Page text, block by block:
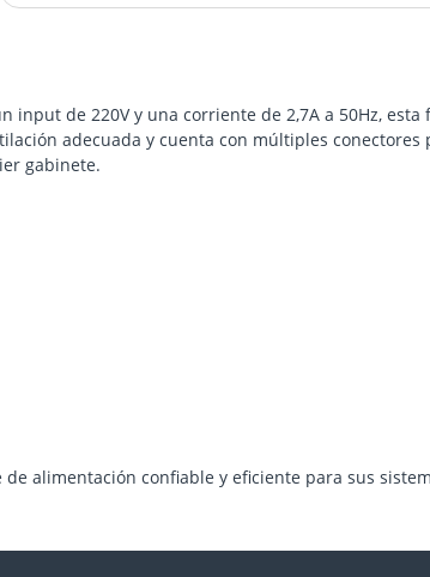
de 220V y una corriente de 2,7A a 50Hz, esta
adecuada y cuenta con múltiples conectores
gabinete.
alimentación confiable y eficiente para sus